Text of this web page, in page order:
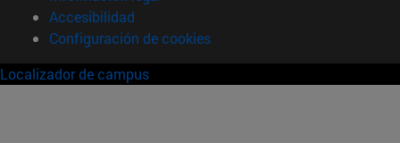
Accesibilidad
Configuración de cookies
Localizador de campus